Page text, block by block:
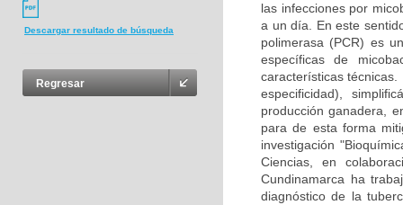
Descargar resultado de búsqueda
Regresar
las infecciones por
a un día. En este
polimerasa (PCR) es
específicas de
características
especificidad),
producción ganadera,
para de esta forma
investigación
Ciencias, en
Cundinamarca ha
diagnóstico de la